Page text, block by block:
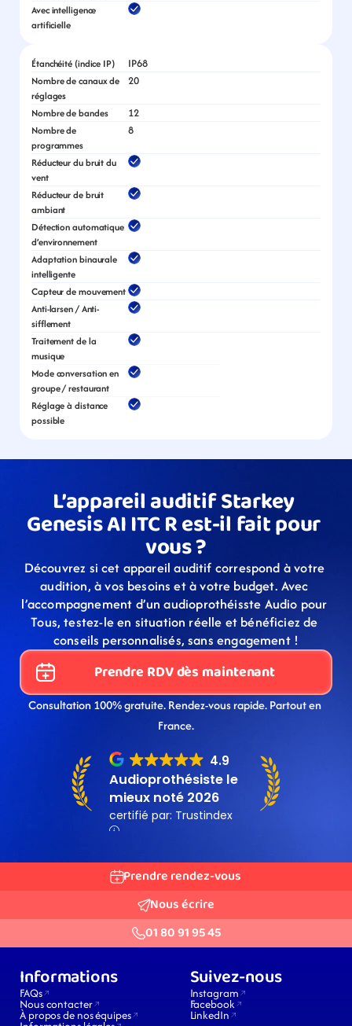
Avec intelligence
artificielle
Étanchéité (indice IP) IP68
Nombre de canaux de
réglages
20
Nombre de bandes 12
Nombre de
programmes
8
Réducteur du bruit du
vent
Réducteur de bruit
ambiant
Détection automatique
d’environnement
Adaptation binaurale
intelligente
Capteur de mouvement
Anti-larsen / Anti-
sifflement
Traitement de la
musique
Mode conversation en
groupe / restaurant
Réglage à distance
possible
L’appareil auditif Starkey
Genesis AI ITC R est-il fait pour
vous ?
Découvrez si cet appareil auditif correspond à votre
audition, à vos besoins et à votre budget. Avec
l’accompagnement d’un audioprothéisste Audio pour
Tous, testez-le en situation réelle et bénéficiez de
conseils personnalisés, sans engagement !
Prendre RDV dès maintenant
Consultation 100% gratuite. Rendez-vous rapide. Partout en
France.
Prendre rendez-vous
Nous écrire
01 80 91 95 45
Informations
FAQs
Nous contacter
À propos de nos équipes
Suivez-nous
Instagram
Facebook
LinkedIn